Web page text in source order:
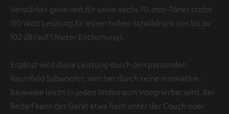
Verstärker generiert für seine sechs 70-mm-Töner stolze
150 Watt Leistung für einen hohen Schalldruck von bis zu
102 dB (auf 1 Meter Entfernung).
Ergänzt wird diese Leistung durch den passenden
Raumfeld Subwoofer, welcher durch seine innovative
Bauweise leicht in jeden Wohnraum integrierbar wird. Bei
Bedarf kann das Gerät etwa flach unter der Couch oder